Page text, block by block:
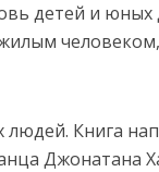
детей и
человеком,
Книга
Джонатана